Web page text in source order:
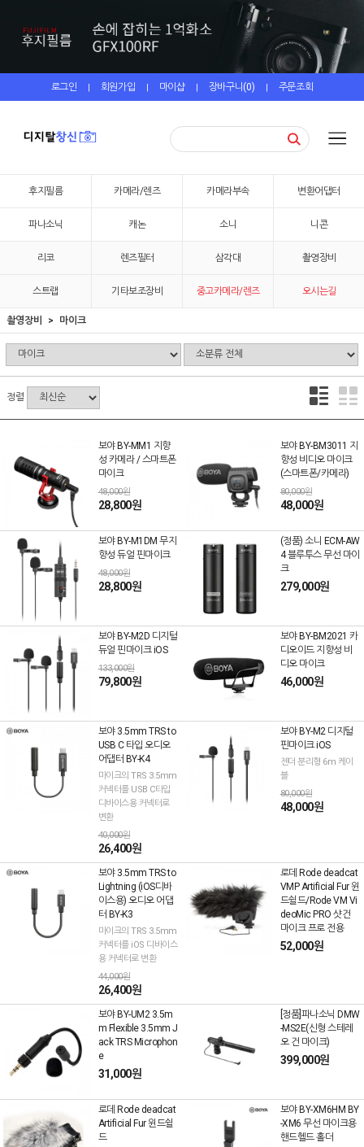
로그인 | 회원가입 | 마이샵 | 장바구니(0) | 주문조회
후지필름 카메라/렌즈 카메라부속 변환어댑터
파나소닉 캐논 소니 니콘
리코 렌즈필터 삼각대 촬영장비
스트랩 기타보조장비 중고카메라/렌즈 오시는길
촬영장비 마이크
정렬
보야 BY-MM1 지향
성 카메라 / 스마트폰
마이크
48,000원
28,800원
보야 BY-BM3011 지
향성 비디오 마이크
(스마트폰/카메라)
80,000원
48,000원
보야 BY-M1DM 무지
향성 듀얼 핀마이크
48,000원
28,800원
(정품) 소니 ECM-AW
4 블루투스 무선 마이
크
279,000원
보야 BY-M2D 디지털
듀얼 핀마이크 iOS
133,000원
79,800원
보야 BY-BM2021 카
디오이드 지향성 비
디오 마이크
46,000원
보야 3.5mm TRS to
USB C 타입 오디오
어댑터 BY-K4
마이크의 TRS 3.5mm
커넥터를 USB C타입
디바이스용 커넥터로
변환
40,000원
26,400원
보야 BY-M2 디지털
핀마이크 iOS
젠더 분리형 6m 케이
블
80,000원
48,000원
보야 3.5mm TRS to
Lightning (iOS디바
이스용) 오디오 어댑
터 BY-K3
마이크의 TRS 3.5mm
커넥터를 iOS 디바이스
용 커넥터로 변환
44,000원
26,400원
로데 Rode deadcat
VMP Artificial Fur 윈
드쉴드/Rode VM Vi
deoMic PRO 샷건
마이크 프로 전용
52,000원
보야 BY-UM2 3.5m
m Flexible 3.5mm J
ack TRS Microphon
e
31,000원
[정품]파나소닉 DMW
-MS2E(신형 스테레
오 건 마이크)
399,000원
로데 Rode deadcat
Artificial Fur 윈드쉴
드
보야 BY-XM6HM BY
-XM6 무선 마이크용
핸드헬드 홀더